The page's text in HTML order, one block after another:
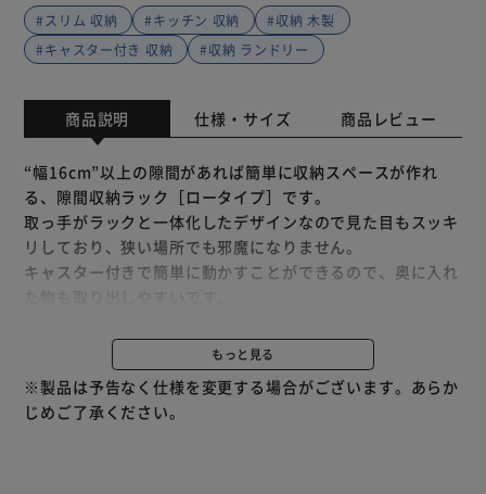
#スリム 収納
#キッチン 収納
#収納 木製
#キャスター付き 収納
#収納 ランドリー
商品説明 仕様・サイズ 商品レビュー
“幅16cm”以上の隙間があれば簡単に収納スペースが作れ
る、隙間収納ラック［ロータイプ］です。
取っ手がラックと一体化したデザインなので見た目もスッキ
リしており、狭い場所でも邪魔になりません。
キャスター付きで簡単に動かすことができるので、奥に入れ
物に合わせて高さを調節できます。
最下部には高さのある飲料もしっかり収納できます。
消耗品のストックやデスク周りなど、キッチン以外にも空
間・隙間の有効活用におすすめです。
もっと見る
※製品は予告なく仕様を変更する場合がございます。あらか
じめご了承ください。